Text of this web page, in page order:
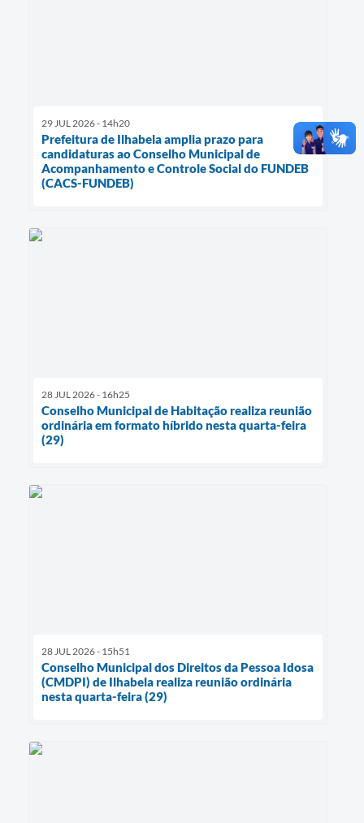
29 JUL 2026 - 14h20
Prefeitura de Ilhabela amplia prazo para
candidaturas ao Conselho Municipal de
Acompanhamento e Controle Social do FUNDEB
(CACS-FUNDEB)
28 JUL 2026 - 16h25
Conselho Municipal de Habitação realiza reunião
ordinária em formato híbrido nesta quarta-feira
(29)
28 JUL 2026 - 15h51
Conselho Municipal dos Direitos da Pessoa Idosa
(CMDPI) de Ilhabela realiza reunião ordinária
nesta quarta-feira (29)